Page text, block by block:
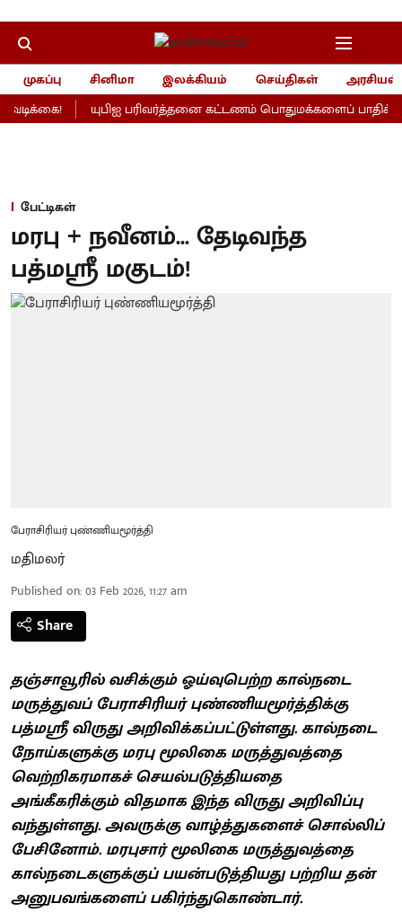
முகப்பு சினிமா இலக்கியம் செய்திகள்
அரசியல்
யுபிஐ பரிவர்த்தனை கட்டணம் பொதுமக்களைப்
பேட்டிகள்
மரபு + நவீனம்... தேடிவந்த
பத்மஸ்ரீ மகுடம்!
பேராசிரியர் புண்ணியமூர்த்தி
மதிமலர்
Published on:03 Feb 2026, 11:27 am
Share
தஞ்சாவூரில் வசிக்கும் ஓய்வுபெற்ற கால்நடை
மருத்துவப் பேராசிரியர் புண்ணியமூர்த்திக்கு
பத்மஸ்ரீ விருது அறிவிக்கப்பட்டுள்ளது. கால்நடை
நோய்களுக்கு மரபு மூலிகை மருத்துவத்தை
வெற்றிகரமாகச் செயல்படுத்தியதை
அங்கீகரிக்கும் விதமாக இந்த விருது அறிவிப்பு
வந்துள்ளது. அவருக்கு வாழ்த்துகளைச் சொல்லிப்
பேசினோம். மரபுசார் மூலிகை மருத்துவத்தை
கால்நடைகளுக்குப் பயன்படுத்தியது பற்றிய தன்
அனுபவங்களைப் பகிர்ந்துகொண்டார்.